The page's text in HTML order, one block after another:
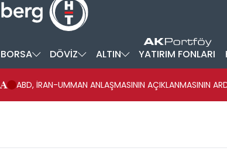
BORSA DÖVİZ ALTIN YATIRIM FONLARI
ABD, İRAN-UMMAN ANLAŞMASININ AÇIKLANMASININ